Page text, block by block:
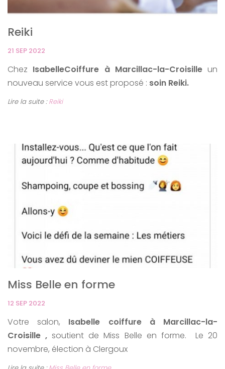
Reiki
21 SEP 2022
Chez IsabelleCoiffure à Marcillac-la-Croisille un
nouveau service vous est proposé : soin Reiki.
Lire la suite :Reiki
Miss Belle en forme
12 SEP 2022
Votre salon, Isabelle coiffure à Marcillac-la-
Croisille ,soutient de Miss Belle en forme. Le 20
novembre, élection à Clergoux